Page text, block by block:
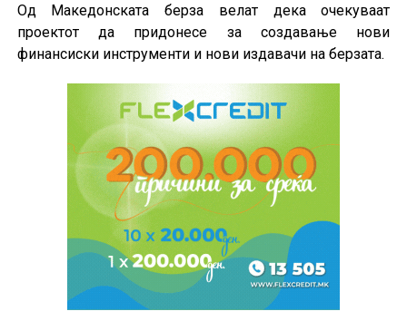
Од Македонската берза велат дека очекуваат
проектот да придонесе за создавање нови
финансиски инструменти и нови издавачи на берзата.